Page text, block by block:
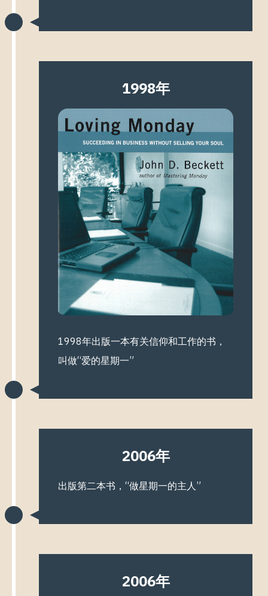
1998年
1998年出版一本有关信仰和工作的书，
叫做“爱的星期一”
2006年
出版第二本书，“做星期一的主人”
2006年